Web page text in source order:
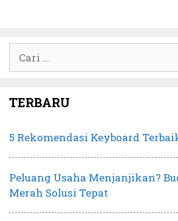
untuk:
TERBARU
5 Rekomendasi Keyboard
Peluang Usaha Menjanjikan?
Merah Solusi Tepat